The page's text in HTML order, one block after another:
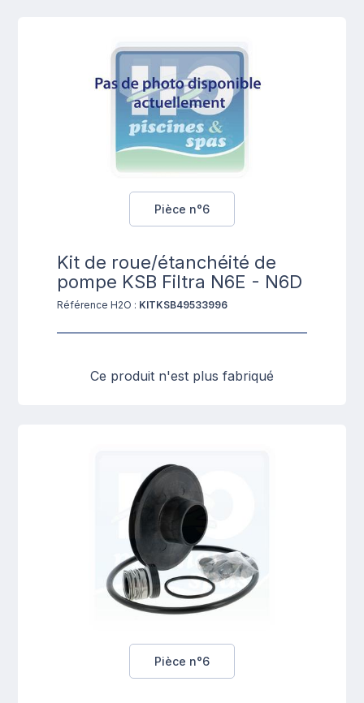
Pièce n°6
Kit de roue/étanchéité de
pompe KSB Filtra N6E - N6D
Référence H2O : KITKSB49533996
Ce produit n'est plus fabriqué
Pièce n°6